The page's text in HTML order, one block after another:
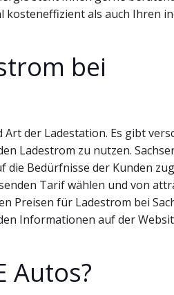
kosteneffizient als auch Ihren
bei
der Ladestation. Es gibt
Ladestrom zu nutzen.
Bedürfnisse der Kunden
Tarif wählen und von
Preisen für Ladestrom bei
Informationen auf der
Autos?